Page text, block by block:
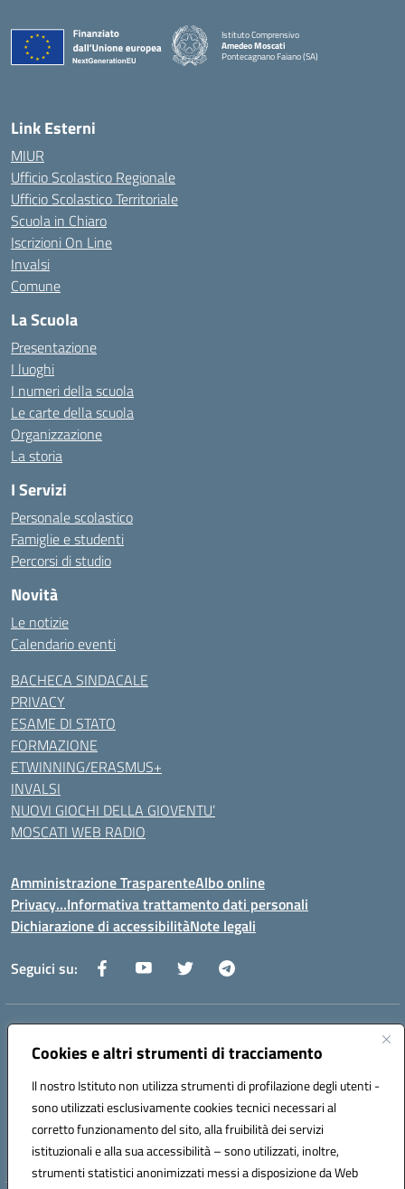
Cookies e altri strumenti di tracciamento
Il nostro Istituto non utilizza strumenti di profilazione degli utenti -
sono utilizzati esclusivamente cookies tecnici necessari al
corretto funzionamento del sito, alla fruibilità dei servizi
istituzionali e alla sua accessibilità – sono utilizzati, inoltre,
strumenti statistici anonimizzati messi a disposizione da Web
Istituto Comprensivo
Amedeo Moscati
Pontecagnano Faiano (SA)
— Visita la pagina iniziale della scuola
Link Esterni
MIUR
Ufficio Scolastico Regionale
Ufficio Scolastico Territoriale
Scuola in Chiaro
Iscrizioni On Line
Invalsi
Comune
La Scuola
Presentazione
I luoghi
I numeri della scuola
Le carte della scuola
Organizzazione
La storia
I Servizi
Personale scolastico
Famiglie e studenti
Percorsi di studio
Novità
Le notizie
Calendario eventi
BACHECA SINDACALE
PRIVACY
ESAME DI STATO
FORMAZIONE
ETWINNING/ERASMUS+
INVALSI
NUOVI GIOCHI DELLA GIOVENTU’
MOSCATI WEB RADIO
Amministrazione TrasparenteAlbo online
Privacy…Informativa trattamento dati personali
Dichiarazione di accessibilitàNote legali
Seguici su:
Indirizzo:
Centralino:089 201032 Email:saic88800v@istruzione.it
Codice fiscale: 80028930651
Codice meccanografico:
saic88800v
Codice unico di fatturazione (CUF): UFLEGP